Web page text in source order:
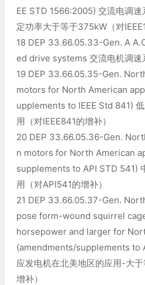
EE STD 1566:2005) 交流电调
定功率大于等于375kW（对
18 DEP 33.66.05.33-Gen. A
ed drive systems 交流电机调速
19 DEP 33.66.05.35-Gen.
motors for North American
upplements to IEEE Std 841)
用（对IEEE841的增补）
20 DEP 33.66.05.36-Gen.
n motors for North American
supplements to API STD 541)
用（对API541的增补）
21 DEP 33.66.05.37-Gen.
pose form-wound squirrel
horsepower and larger for
(amendments/supplements to
应发电机在北美地区的应用-大
增补）